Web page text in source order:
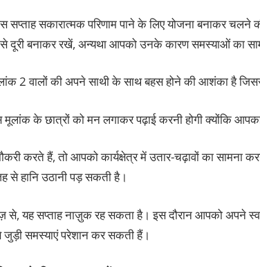
सकारात्मक परिणाम पाने के लिए योजना बनाकर चलने
से दूरी बनाकर रखें, अन्यथा आपको उनके कारण समस्याओं का
2 वालों की अपने साथी के साथ बहस होने की आशंका है
मूलांक के छात्रों को मन लगाकर पढ़ाई करनी होगी क्योंकि
करते हैं, तो आपको कार्यक्षेत्र में उतार-चढ़ावों का सामना
से हानि उठानी पड़ सकती है।
से, यह सप्ताह नाज़ुक रह सकता है। इस दौरान आपको अपने
जुड़ी समस्याएं परेशान कर सकती हैं।